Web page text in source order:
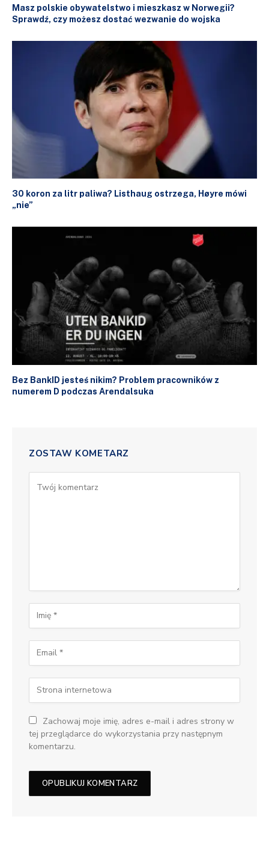
Masz polskie obywatelstwo i mieszkasz w Norwegii?
Sprawdź, czy możesz dostać wezwanie do wojska
30 koron za litr paliwa? Listhaug ostrzega, Høyre mówi
„nie”
Bez BankID jesteś nikim? Problem pracowników z
numerem D podczas Arendalsuka
ZOSTAW KOMETARZ
Zachowaj moje imię, adres e-mail i adres strony w
tej przeglądarce do wykorzystania przy następnym
komentarzu.